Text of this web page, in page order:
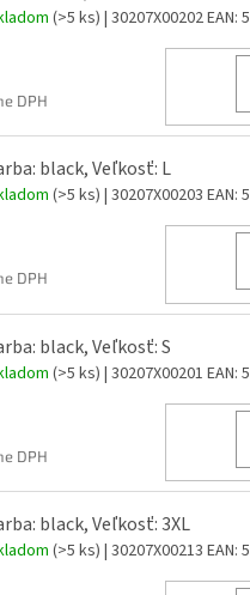
(>5 ks) | 30207X00202EAN:
DPH
black, Veľkosť: L
(>5 ks) | 30207X00203 EAN:
DPH
black, Veľkosť: S
(>5 ks) | 30207X00201 EAN:
DPH
black, Veľkosť: 3XL
(>5 ks) | 30207X00213 EAN: